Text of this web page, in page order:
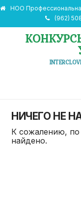
НОО
(962)
НИЧЕГО НЕ
К сожалению, по
найдено.